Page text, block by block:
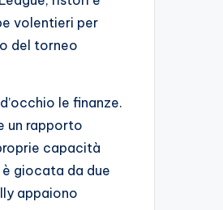
volentieri per
del torneo
le finanze.
un rapporto
capacità
giocata da due
appaiono